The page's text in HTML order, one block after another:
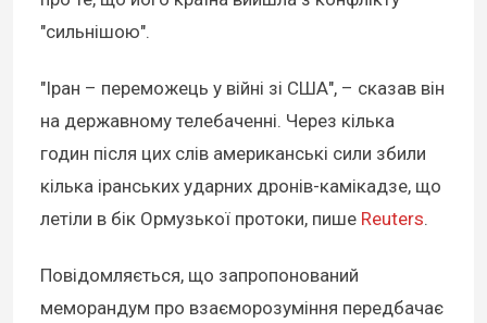
"сильнішою".
"Іран – переможець у війні зі США", – сказав він
на державному телебаченні. Через кілька
годин після цих слів американські сили збили
кілька іранських ударних дронів-камікадзе, що
летіли в бік Ормузької протоки, пише Reuters.
Повідомляється, що запропонований
меморандум про взаєморозуміння передбачає